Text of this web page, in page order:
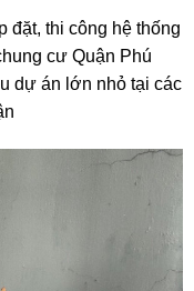
đặt, thi công hệ thống
cư Quận Phú
dự án lớn nhỏ tại các